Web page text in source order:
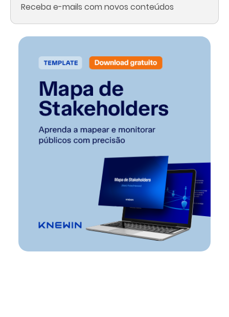
Receba e-mails com novos conteúdos